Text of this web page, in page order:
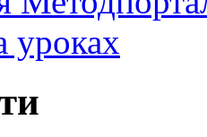
уроках